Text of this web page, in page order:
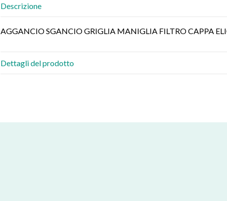
Descrizione
AGGANCIO SGANCIO GRIGLIA MANIGLIA FILTRO CAPPA
Dettagli del prodotto